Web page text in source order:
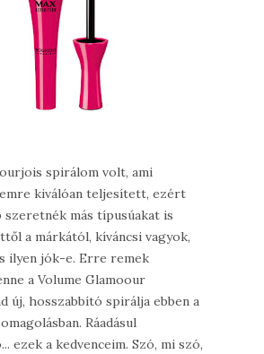
spirálom volt, ami
kiválóan teljesített, ezért
szeretnék más típusúakat is
a márkától, kíváncsi vagyok,
ilyen jók-e. Erre remek
a Volume Glamoour
új, hosszabbító spirálja ebben a
Ráadásul
ezek a kedvenceim. Szó, mi szó,